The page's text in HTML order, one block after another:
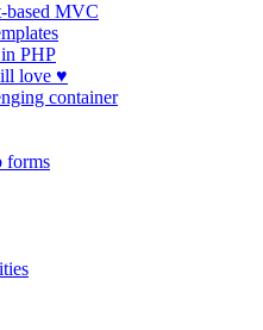
based MVC
PHP
love ♥
container
forms